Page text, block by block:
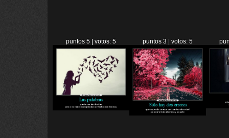
puntos 5 | votos: 5 puntos 3 | votos: 5